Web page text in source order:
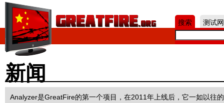
搜索 测试
新闻
Analyzer是GreatFire的第一个项目，在2011年上线后，它一如以往